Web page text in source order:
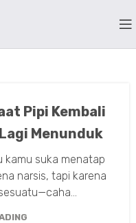
Pipi Kembali
Menunduk
kamu suka menatap
narsis, tapi karena